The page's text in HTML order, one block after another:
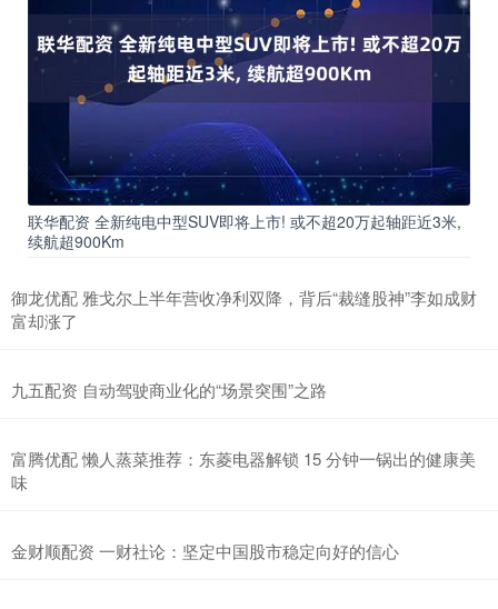
联华配资 全新纯电中型SUV即将上市! 或不超20万起轴距近3米,
续航超900Km
御龙优配 雅戈尔上半年营收净利双降，背后“裁缝股神”李如成财
富却涨了
九五配资 自动驾驶商业化的“场景突围”之路
富腾优配 懒人蒸菜推荐：东菱电器解锁 15 分钟一锅出的健康美
味
金财顺配资 一财社论：坚定中国股市稳定向好的信心